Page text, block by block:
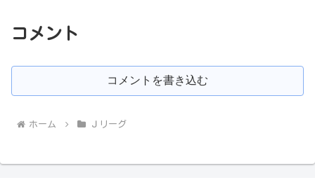
コメント
コメントを書き込む
ホーム Ｊリーグ